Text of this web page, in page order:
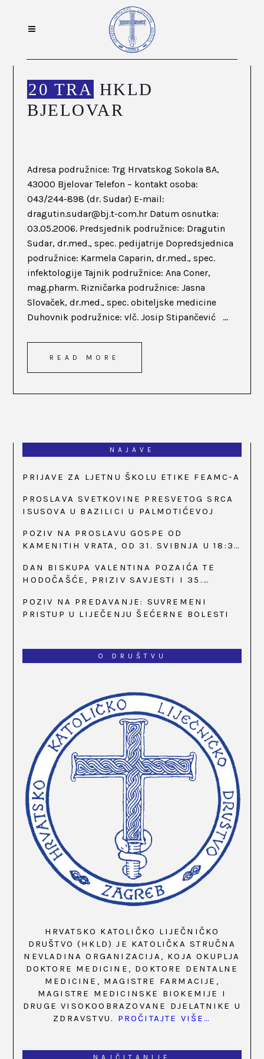
20 TRA HKLD
BJELOVAR
Adresa podružnice: Trg Hrvatskog Sokola 8A,
43000 Bjelovar Telefon – kontakt osoba:
043/244-898 (dr. Sudar) E-mail:
dragutin.sudar@bj.t-com.hr Datum osnutka:
03.05.2006. Predsjednik podružnice: Dragutin
Sudar, dr.med., spec. pedijatrije Dopredsjednica
podružnice: Karmela Caparin, dr.med., spec.
infektologije Tajnik podružnice: Ana Coner,
mag.pharm. Rizničarka podružnice: Jasna
Slovaček, dr.med., spec. obiteljske medicine
Duhovnik podružnice: vlč. Josip Stipančević ...
READ MORE
NAJAVE
PRIJAVE ZA LJETNU ŠKOLU ETIKE FEAMC-A
PROSLAVA SVETKOVINE PRESVETOG SRCA
ISUSOVA U BAZILICI U PALMOTIĆEVOJ
POZIV NA PROSLAVU GOSPE OD
KAMENITIH VRATA, OD 31. SVIBNJA U 18:30
DAN BISKUPA VALENTINA POZAIĆA TE
HODOČAŠĆE, PRIZIV SAVJESTI I 35.
BISTRICI, OD 15. DO 17. SVIBNJA
POZIV NA PREDAVANJE: SUVREMENI
PRISTUP U LIJEČENJU ŠEĆERNE BOLESTI
O DRUŠTVU
HRVATSKO KATOLIČKO LIJEČNIČKO
DRUŠTVO (HKLD) JE KATOLIČKA STRUČNA
NEVLADINA ORGANIZACIJA, KOJA OKUPLJA
DOKTORE MEDICINE, DOKTORE DENTALNE
MEDICINE, MAGISTRE FARMACIJE,
MAGISTRE MEDICINSKE BIOKEMIJE I
DRUGE VISOKOOBRAZOVANE DJELATNIKE U
ZDRAVSTVU. PROČITAJTE VIŠE…
NAJČITANIJE